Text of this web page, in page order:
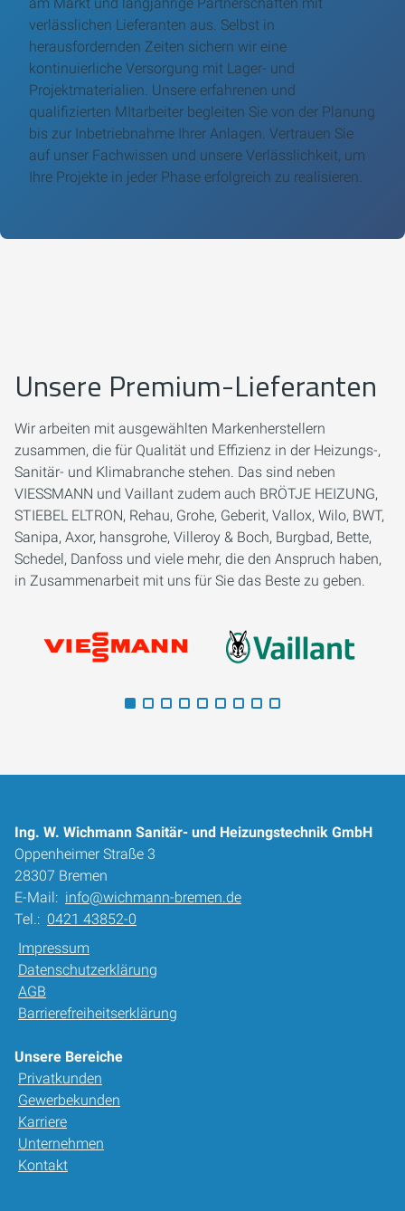
verlässlichen Lieferanten aus. Selbst in
herausfordernden Zeiten sichern wir eine
kontinuierliche Versorgung mit Lager- und
Projektmaterialien. Unsere erfahrenen und
qualifizierten MItarbeiter begleiten Sie von der Planung
bis zur Inbetriebnahme Ihrer Anlagen. Vertrauen Sie
auf unser Fachwissen und unsere Verlässlichkeit, um
Ihre Projekte in jeder Phase erfolgreich zu realisieren.
Unsere Premium-Lieferanten
Wir arbeiten mit ausgewählten Markenherstellern
zusammen, die für Qualität und Effizienz in der Heizungs-,
Sanitär- und Klimabranche stehen. Das sind neben
VIESSMANN und Vaillant zudem auch BRÖTJE HEIZUNG,
STIEBEL ELTRON, Rehau, Grohe, Geberit, Vallox, Wilo, BWT,
Sanipa, Axor, hansgrohe, Villeroy & Boch, Burgbad, Bette,
Schedel, Danfoss und viele mehr, die den Anspruch haben,
in Zusammenarbeit mit uns für Sie das Beste zu geben.
Ing. W. Wichmann Sanitär- und Heizungstechnik GmbH
Oppenheimer Straße 3
28307 Bremen
E-Mail: info@wichmann-bremen.de
Tel.: 0421 43852-0
Impressum
Datenschutzerklärung
AGB
Barrierefreiheitserklärung
Unsere Bereiche
Privatkunden
Gewerbekunden
Karriere
Unternehmen
Kontakt